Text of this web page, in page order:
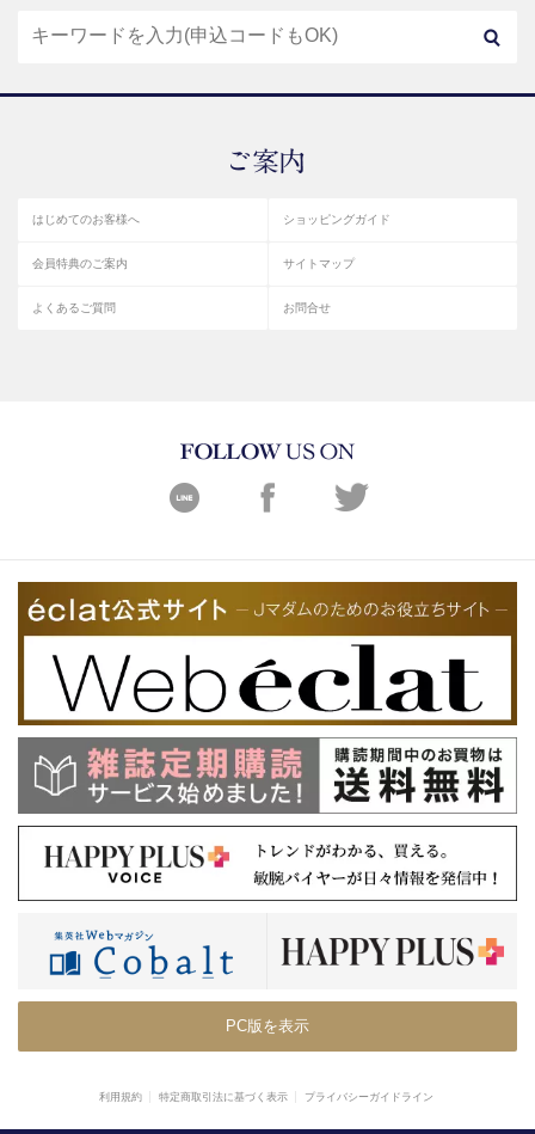
はじめてのお客様へ ショッピングガイド
会員特典のご案内 サイトマップ
よくあるご質問 お問合せ
PC版を表示
利用規約 特定商取引法に基づく表示 プライバシーガイドライン